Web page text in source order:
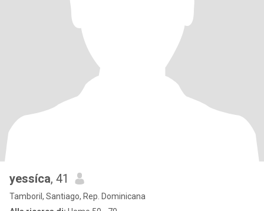
yessíca, 41
Tamboril, Santiago, Rep. Dominicana